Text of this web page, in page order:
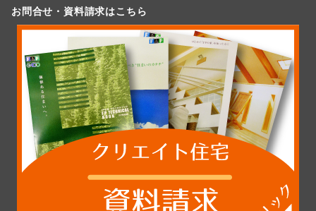
お問合せ・資料請求はこちら